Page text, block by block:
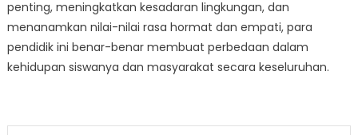
penting, meningkatkan kesadaran lingkungan, dan
menanamkan nilai-nilai rasa hormat dan empati, para
pendidik ini benar-benar membuat perbedaan dalam
kehidupan siswanya dan masyarakat secara keseluruhan.